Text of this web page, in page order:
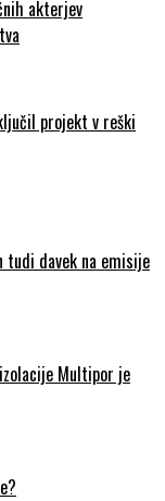
akterjev
projekt v reški
tudi davek na emisije
Multipor je